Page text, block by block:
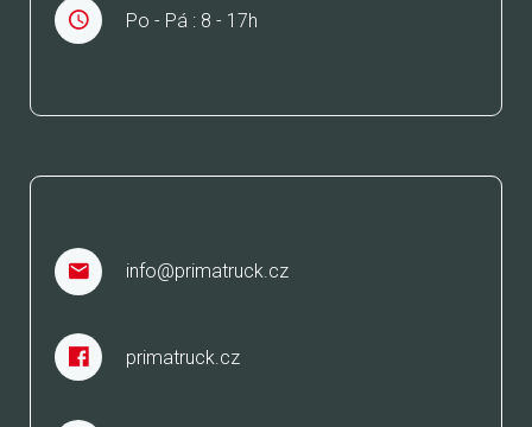
Po - Pá : 8 - 17h
info@primatruck.cz
primatruck.cz